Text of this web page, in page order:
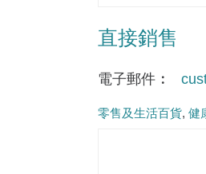
直接銷售
電子郵件
零售及生活百貨 健